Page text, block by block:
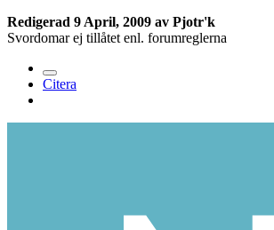
Redigerad 9 April, 2009 av Pjotr'k
Svordomar ej tillåtet enl. forumreglerna
Citera